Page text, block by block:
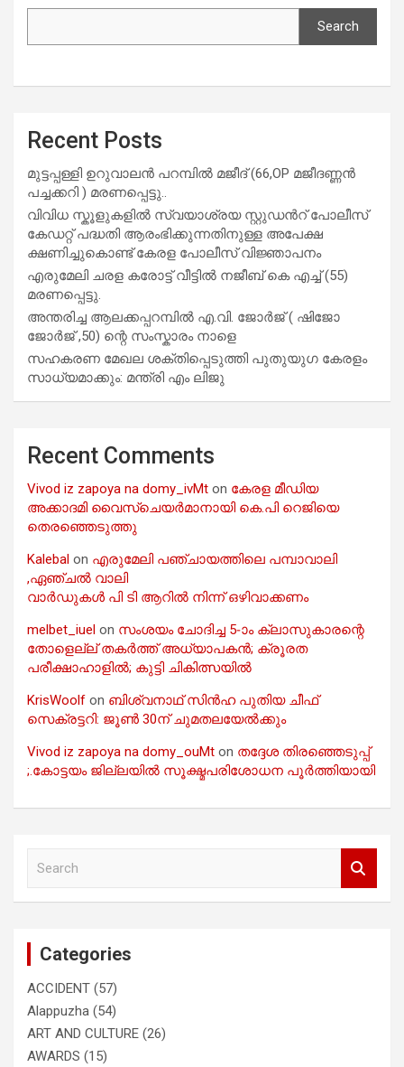
Search
Recent Posts
മുട്ടപ്പള്ളി ഉറുവാലൻ പറമ്പിൽ മജീദ് (66,OP മജീദണ്ണൻ
പച്ചക്കറി ) മരണപ്പെട്ടു..
വിവിധ സ്കൂളുകളില്‍ സ്വയാശ്രയ സ്റ്റുഡന്‍റ് പോലീസ്
കേഡറ്റ് പദ്ധതി ആരംഭിക്കുന്നതിനുള്ള അപേക്ഷ
ക്ഷണിച്ചുകൊണ്ട് കേരള പോലീസ് വിജ്ഞാപനം
എരുമേലി ചരള കരോട്ട് വീട്ടിൽ നജീബ് കെ എച്ച് (55)
മരണപ്പെട്ടു.
അന്തരിച്ച ആ​ല​ക്ക​പ്പ​റമ്പിൽ​ എ.​വി. ജോ​ർ​ജ് ( ഷിജോ
ജോർജ് ,50) ന്റെ സംസ്കാരം നാളെ
സഹകരണ മേഖല ശക്തിപ്പെടുത്തി പുതുയുഗ കേരളം
സാധ്യമാക്കും: മന്ത്രി എം ലിജു
Recent Comments
Vivod iz zapoya na domy_ivMt on കേരള മീഡിയ
അക്കാദമി വൈസ്ചെയർമാനായി കെ.പി റെജിയെ
തെരഞ്ഞെടുത്തു
Kalebal on എരുമേലി പഞ്ചായത്തിലെ പമ്പാവാലി
,ഏഞ്ചൽ വാലി
വാർഡുകൾ പി ടി ആറിൽ നിന്ന് ഒഴിവാക്കണം
melbet_iuel on സംശയം ചോദിച്ച 5-ാം ക്ലാസുകാരന്റെ
തോളെല്ല് തകർത്ത് അധ്യാപകൻ; ക്രൂരത
പരീക്ഷാഹാളിൽ; കുട്ടി ചികിത്സയിൽ
KrisWoolf on ബിശ്വനാഥ് സിൻഹ പുതിയ ചീഫ്
സെക്രട്ടറി: ജൂൺ 30ന് ചുമതലയേൽക്കും
Vivod iz zapoya na domy_ouMt on തദ്ദേശ തിരഞ്ഞെടുപ്പ്
;.കോട്ടയം ജില്ലയിൽ സൂക്ഷ്മപരിശോധന പൂർത്തിയായി
Categories
ACCIDENT (57)
Alappuzha (54)
ART AND CULTURE (26)
AWARDS (15)